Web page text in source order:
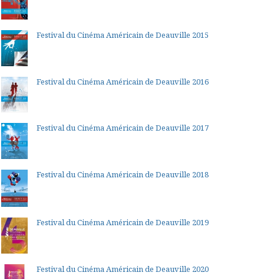
Festival du Cinéma Américain de Deauville 2015
Festival du Cinéma Américain de Deauville 2016
Festival du Cinéma Américain de Deauville 2017
Festival du Cinéma Américain de Deauville 2018
Festival du Cinéma Américain de Deauville 2019
Festival du Cinéma Américain de Deauville 2020